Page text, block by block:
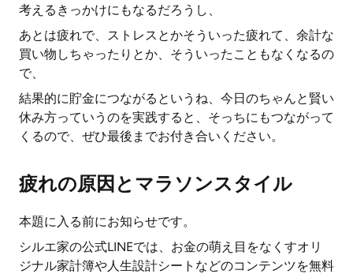
考えるきっかけにもなるだろうし、
あとは疲れで、ストレスとかそういった疲れて、余計な
買い物しちゃったりとか、そういったこともなくなるの
で、
結果的に貯金につながるというね、今日のちゃんと賢い
休み方っていうのを実践すると、そっちにもつながって
くるので、ぜひ最後までお付き合いください。
疲れの原因とマラソンスタイル
本題に入る前にお知らせです。
シルエ家の公式LINEでは、お金の萌え目をなくすオリ
ジナル家計簿や人生設計シートなどのコンテンツを無料